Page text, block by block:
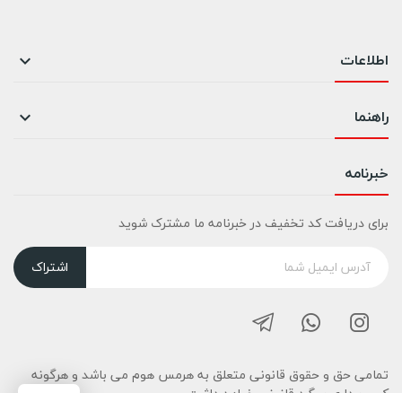
اطلاعات 
راهنما 
خبرنامه
برای دریافت کد تخفیف در خبرنامه ما مشترک شوید
اشتراک
تمامی حق و حقوق قانونی متعلق به هرمس هوم می باشد و هرگونه